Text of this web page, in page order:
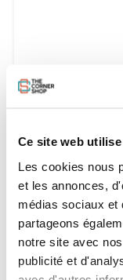
Ce site web
Les cookies nous
et les annonces,
médias sociaux et
partageons
notre site avec
publicité et